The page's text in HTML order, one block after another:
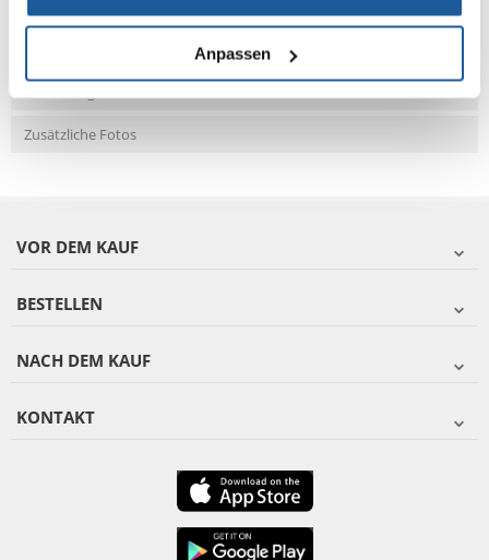
Anpassen
Zusätzliche Fotos
VOR DEM KAUF
BESTELLEN
NACH DEM KAUF
KONTAKT